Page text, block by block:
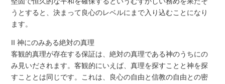
うとすると、決まって良心のレベルにまで入り込むことになり
ます。
II 神にのみある絶対の真理
客観的真理が存在する保証は、絶対の真理である神のうちにの
み見いだされます。客観的にいえば、真理を探すことと神を探
すこととは同じです。これは、良心の自由と信教の自由との密